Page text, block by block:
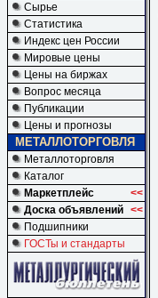
Сырье
Статистика
Индекс цен России
Мировые цены
Цены на биржах
Вопрос месяца
Публикации
Цены и прогнозы
МЕТАЛЛОТОРГОВЛЯ
Металлоторговля
Каталог
Маркетплейс
<<
Доска объявлений <<
Подшипники
ГОСТы и стандарты